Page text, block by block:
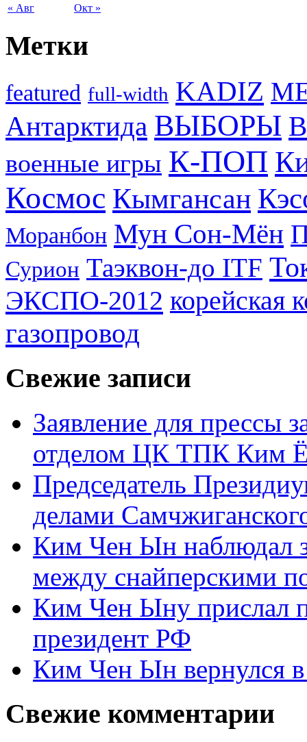
« Авг Окт »
Метки
featured full-width KADIZ
Антарктида ВЫБОРЫ
военные игры К-ПОП
Космос Кымгансан
Моранбон Мун Сон-Мён
Сурион Таэквон-до ITF
ЭКСПО-2012 корейская
газопровод
Свежие записи
Заявление для прессы
отделом ЦК ТПК Ким
Председатель
делами
Ким Чен Ын наблюдал
между снайперскими
Ким Чен Ыну прислал
президент РФ
Ким Чен Ын вернулся
Свежие комментарии